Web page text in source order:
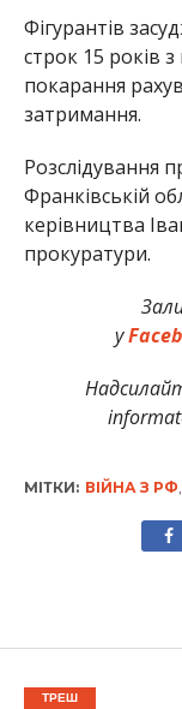
Фігурантів
строк 15 років
покарання
затримання.
Розслідування
Франківській
керівництва
прокуратури.
у
МІТКИ: ВІЙНА З РФ
ТРЕШ